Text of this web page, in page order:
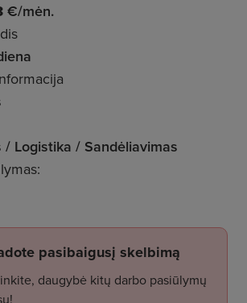
€/mėn.
/ Logistika / Sandėliavimas
pasibaigusį skelbimą
daugybė kitų darbo pasiūlymų